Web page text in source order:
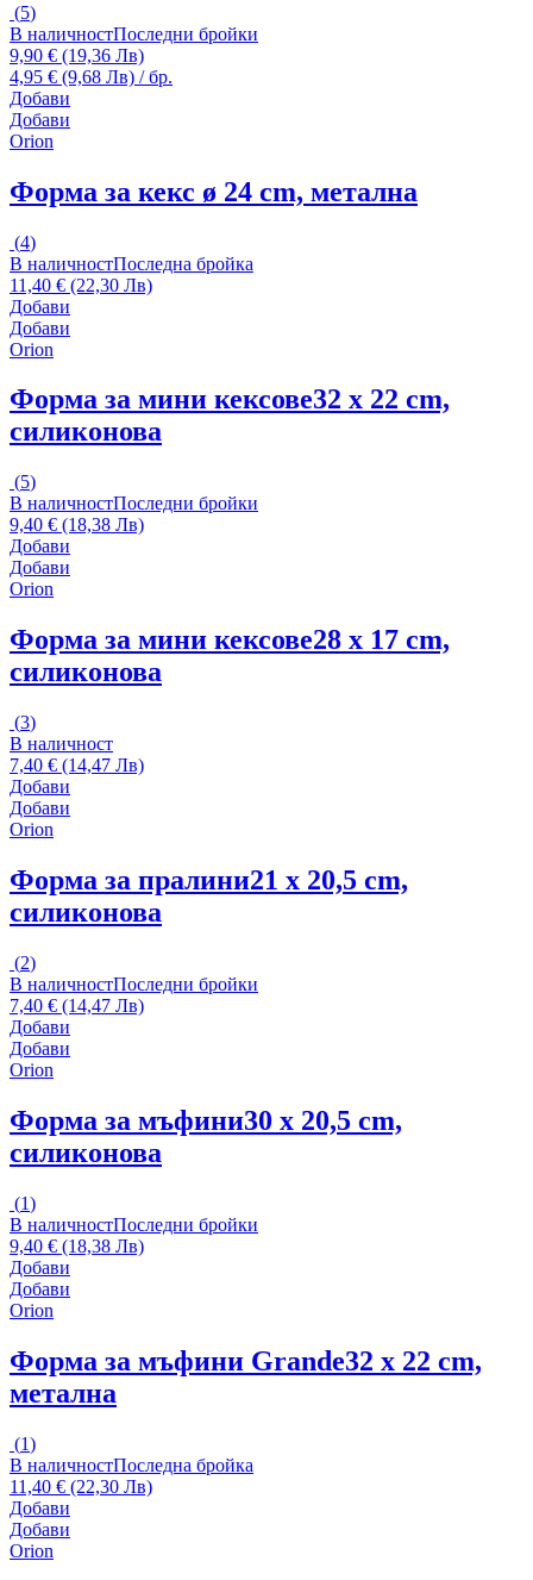
(5)
В наличностПоследни бройки
9,90 € (19,36 Лв)
4,95 € (9,68 Лв) / бр.
Добави
Добави
Orion
Форма за кекс ø 24 cm, метална
(4)
В наличностПоследна бройка
11,40 € (22,30 Лв)
Добави
Добави
Orion
Форма за мини кексове32 x 22 cm,
силиконова
(5)
В наличностПоследни бройки
9,40 € (18,38 Лв)
Добави
Добави
Orion
Форма за мини кексове28 x 17 cm,
силиконова
(3)
В наличност
7,40 € (14,47 Лв)
Добави
Добави
Orion
Форма за пралини21 x 20,5 cm,
силиконова
(2)
В наличностПоследни бройки
7,40 € (14,47 Лв)
Добави
Добави
Orion
Форма за мъфини30 x 20,5 cm,
силиконова
(1)
В наличностПоследни бройки
9,40 € (18,38 Лв)
Добави
Добави
Orion
Форма за мъфини Grande32 x 22 cm,
метална
(1)
В наличностПоследна бройка
11,40 € (22,30 Лв)
Добави
Добави
Orion